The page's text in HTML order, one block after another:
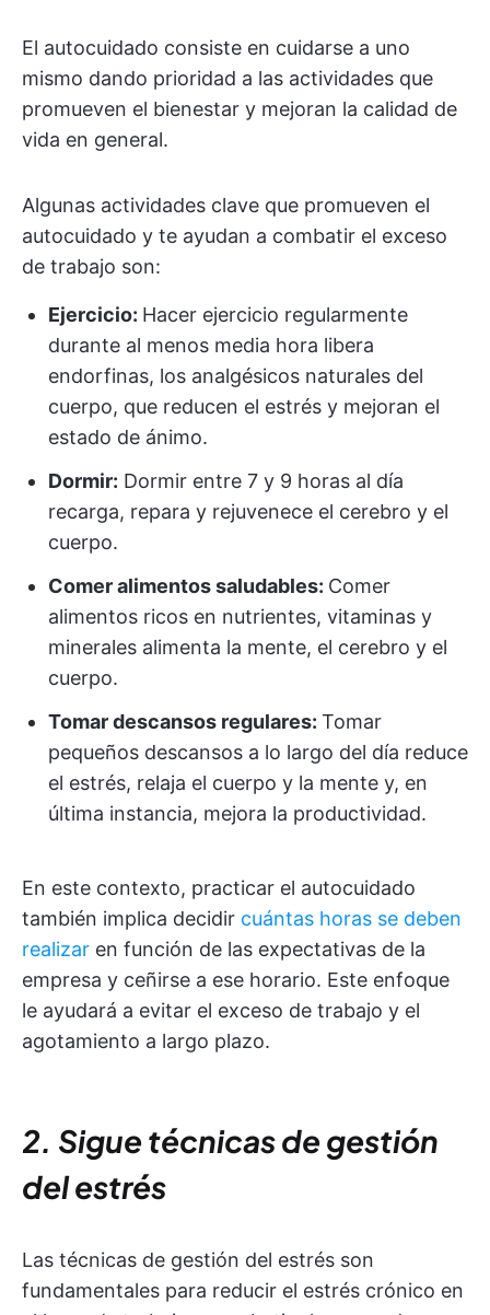
El autocuidado consiste en cuidarse a uno
mismo dando prioridad a las actividades que
promueven el bienestar y mejoran la calidad de
vida en general.
Algunas actividades clave que promueven el
autocuidado y te ayudan a combatir el exceso
de trabajo son:
Ejercicio: Hacer ejercicio regularmente
durante al menos media hora libera
endorfinas, los analgésicos naturales del
cuerpo, que reducen el estrés y mejoran el
estado de ánimo.
Dormir: Dormir entre 7 y 9 horas al día
recarga, repara y rejuvenece el cerebro y el
cuerpo.
Comer alimentos saludables: Comer
alimentos ricos en nutrientes, vitaminas y
minerales alimenta la mente, el cerebro y el
cuerpo.
Tomar descansos regulares: Tomar
pequeños descansos a lo largo del día reduce
el estrés, relaja el cuerpo y la mente y, en
última instancia, mejora la productividad.
En este contexto, practicar el autocuidado
también implica decidir cuántas horas se deben
realizar en función de las expectativas de la
empresa y ceñirse a ese horario. Este enfoque
le ayudará a evitar el exceso de trabajo y el
agotamiento a largo plazo.
2. Sigue técnicas de gestión
del estrés
Las técnicas de gestión del estrés son
fundamentales para reducir el estrés crónico en